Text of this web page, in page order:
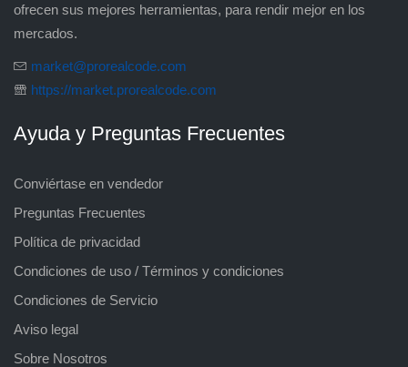
ofrecen sus mejores herramientas, para rendir mejor en los
mercados.
market@prorealcode.com
https://market.prorealcode.com
Ayuda y Preguntas Frecuentes
Conviértase en vendedor
Preguntas Frecuentes
Política de privacidad
Condiciones de uso / Términos y condiciones
Condiciones de Servicio
Aviso legal
Sobre Nosotros